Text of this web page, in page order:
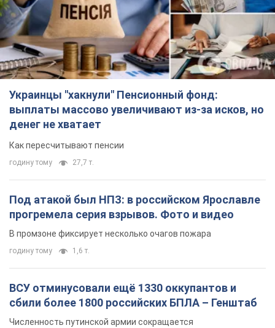
Украинцы "хакнули" Пенсионный фонд:
выплаты массово увеличивают из-за исков, но
денег не хватает
Как пересчитывают пенсии
годину тому 27,7 т.
Под атакой был НПЗ: в российском Ярославле
прогремела серия взрывов. Фото и видео
В промзоне фиксирует несколько очагов пожара
годину тому 1,6 т.
ВСУ отминусовали ещё 1330 оккупантов и
сбили более 1800 российских БПЛА – Генштаб
Численность путинской армии сокращается